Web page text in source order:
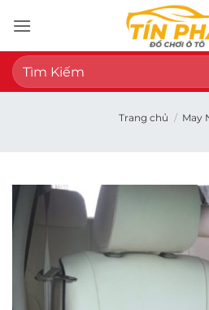
qua
nội
dung
Tìm
kiếm:
Trang chủ / May